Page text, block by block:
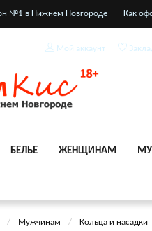
Как
Мой аккаунт
БЕЛЬЕ ЖЕНЩИНАМ
Мужчинам Кольца и насадки